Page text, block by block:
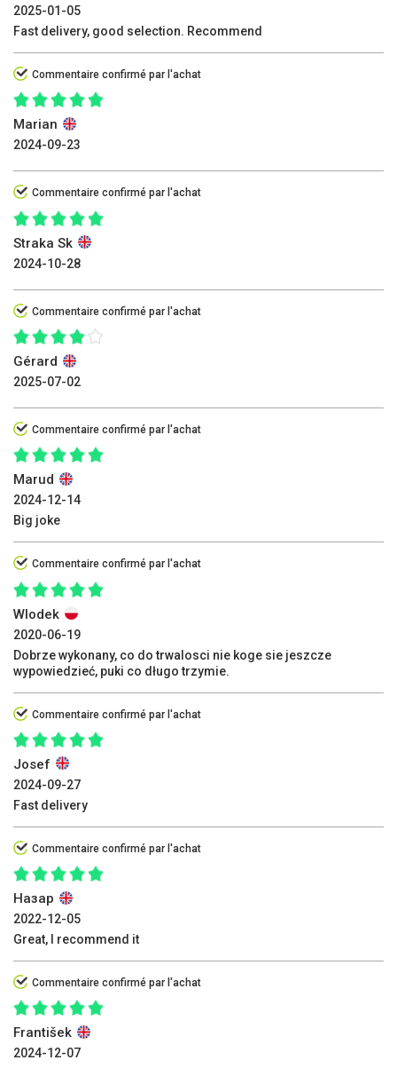
2025-01-05
Fast delivery, good selection. Recommend
Commentaire confirmé par l'achat
Marian
2024-09-23
Commentaire confirmé par l'achat
Straka Sk
2024-10-28
Commentaire confirmé par l'achat
Gérard
2025-07-02
Commentaire confirmé par l'achat
Marud
2024-12-14
Big joke
Commentaire confirmé par l'achat
Wlodek
2020-06-19
Dobrze wykonany, co do trwalosci nie koge sie jeszcze
wypowiedzieć, puki co długo trzymie.
Commentaire confirmé par l'achat
Josef
2024-09-27
Fast delivery
Commentaire confirmé par l'achat
Назар
2022-12-05
Great, I recommend it
Commentaire confirmé par l'achat
František
2024-12-07